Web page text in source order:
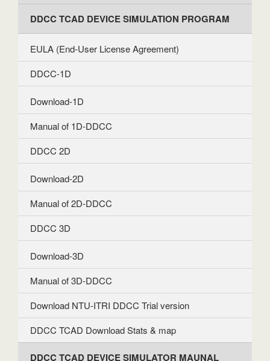
DDCC TCAD DEVICE SIMULATION PROGRAM
EULA (End-User License Agreement)
DDCC-1D
Download-1D
Manual of 1D-DDCC
DDCC 2D
Download-2D
Manual of 2D-DDCC
DDCC 3D
Download-3D
Manual of 3D-DDCC
Download NTU-ITRI DDCC Trial version
DDCC TCAD Download Stats & map
DDCC TCAD DEVICE SIMULATOR MAUNAL